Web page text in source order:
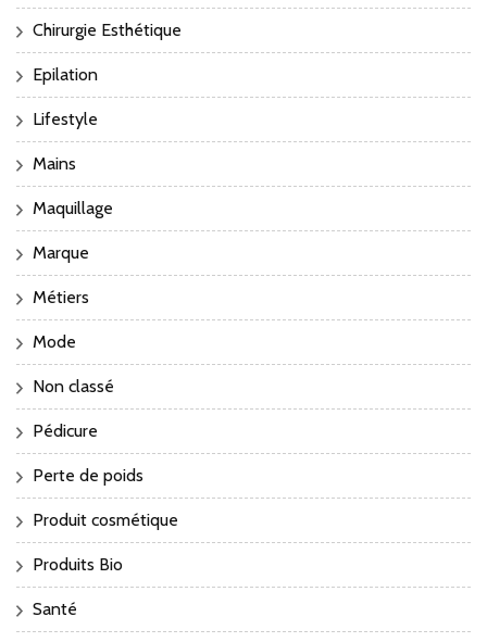
Chirurgie Esthétique
Epilation
Lifestyle
Mains
Maquillage
Marque
Métiers
Mode
Non classé
Pédicure
Perte de poids
Produit cosmétique
Produits Bio
Santé